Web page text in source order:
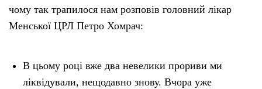
чому так трапилося нам розповів головний лікар
Менської ЦРЛ Петро Хомрач:
В цьому році вже два невелики прориви ми
ліквідували, нещодавно знову. Вчора уже